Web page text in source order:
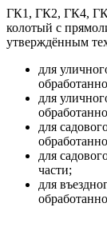
ГК1, ГК2, ГК4,
колотый с
утверждённым
для
для
для
для
части;
для